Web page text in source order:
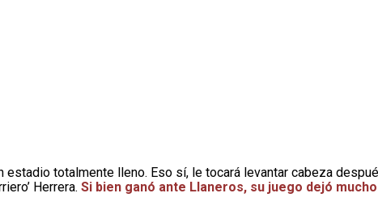
estadio totalmente lleno. Eso sí, le tocará levantar cabeza
Herrera. Si bien ganó ante Llaneros, su juego dejó mucho